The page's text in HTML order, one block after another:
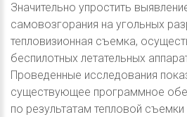
Значительно упростить
самовозгорания на угольных
тепловизионная съемка,
беспилотных летательных
Проведенные исследования
существующее программное
по результатам тепловой съемки